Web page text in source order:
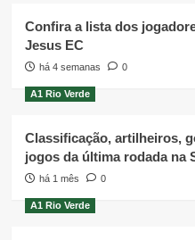
Confira a lista dos
Jesus EC
há 4 semanas 0
A1 Rio Verde
Classificação, artilheiros,
jogos da última rodada na
há 1 mês 0
A1 Rio Verde